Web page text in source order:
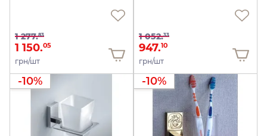
1 277.83
1 150.05
грн/шт
1 052.33
947.10
грн/шт
-10% -10%